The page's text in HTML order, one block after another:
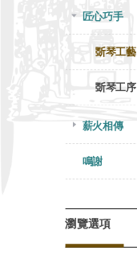
匠心巧手
斲琴工藝
斲琴工序
薪火相傳
鳴謝
瀏覽選項